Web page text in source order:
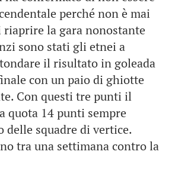
perché non è mai
la gara nonostante
sono stati gli etnei a
il risultato in goleada
con un paio di ghiotte
Con questi tre punti il
quota 14 punti sempre
delle squadre di vertice.
tra una settimana contro la